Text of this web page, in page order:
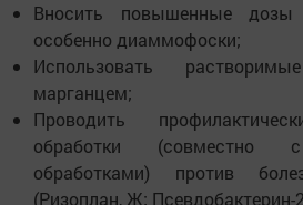
Вносить повышенные
особенно диаммофоски;
Использовать
марганцем;
Проводить
обработки (совместно
обработками) против
(Ризоплан, Ж;